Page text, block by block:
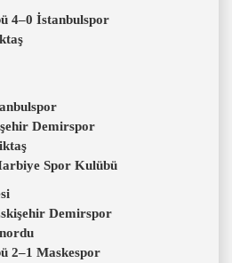
4–0 İstanbulspor
Demirspor
Spor Kulübü
Demirspor
2–1 Maskespor